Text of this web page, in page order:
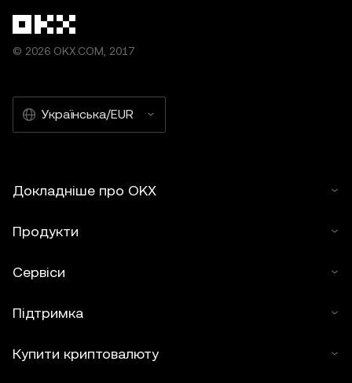
або з їх допомогою. Використання статті в похідних і
© 2026 OKX.COM, 2017
Українська/EUR
Докладніше про OKX
Продукти
Сервіси
Підтримка
Купити криптовалюту